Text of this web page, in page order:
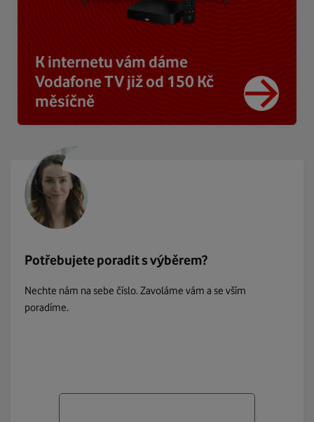
K internetu vám dáme
Vodafone TV již od 150 Kč
měsíčně
Potřebujete poradit s výběrem?
Nechte nám na sebe číslo. Zavoláme vám a se vším
poradíme.